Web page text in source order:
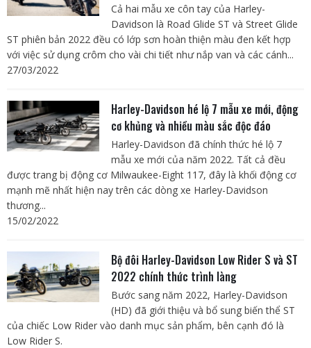
Cả hai mẫu xe côn tay của Harley-
Davidson là Road Glide ST và Street Glide
ST phiên bản 2022 đều có lớp sơn hoàn thiện màu đen kết hợp
với việc sử dụng crôm cho vài chi tiết như nắp van và các cánh...
27/03/2022
Harley-Davidson hé lộ 7 mẫu xe mới, động
cơ khủng và nhiều màu sắc độc đáo
Harley-Davidson đã chính thức hé lộ 7
mẫu xe mới của năm 2022. Tất cả đều
được trang bị động cơ Milwaukee-Eight 117, đây là khối động cơ
mạnh mẽ nhất hiện nay trên các dòng xe Harley-Davidson
thương...
15/02/2022
Bộ đôi Harley-Davidson Low Rider S và ST
2022 chính thức trình làng
Bước sang năm 2022, Harley-Davidson
(HD) đã giới thiệu và bổ sung biến thể ST
của chiếc Low Rider vào danh mục sản phẩm, bên cạnh đó là
Low Rider S.